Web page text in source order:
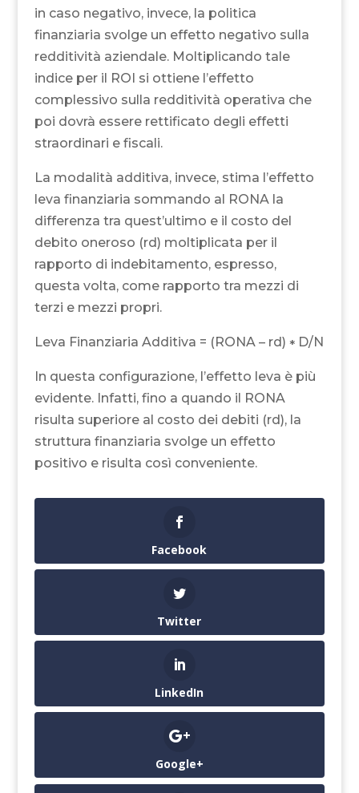
in caso negativo, invece, la politica
finanziaria svolge un effetto negativo sulla
redditività aziendale. Moltiplicando tale
indice per il ROI si ottiene l’effetto
complessivo sulla redditività operativa che
poi dovrà essere rettificato degli effetti
straordinari e fiscali.
La modalità additiva, invece, stima l’effetto
leva finanziaria sommando al RONA la
differenza tra quest’ultimo e il costo del
debito oneroso (rd) moltiplicata per il
rapporto di indebitamento, espresso,
questa volta, come rapporto tra mezzi di
terzi e mezzi propri.
Leva Finanziaria Additiva = (RONA – rd)* D/N
In questa configurazione, l’effetto leva è più
evidente. Infatti, fino a quando il RONA
risulta superiore al costo dei debiti (rd), la
struttura finanziaria svolge un effetto
positivo e risulta così conveniente.
Facebook
Twitter
LinkedIn
Google+